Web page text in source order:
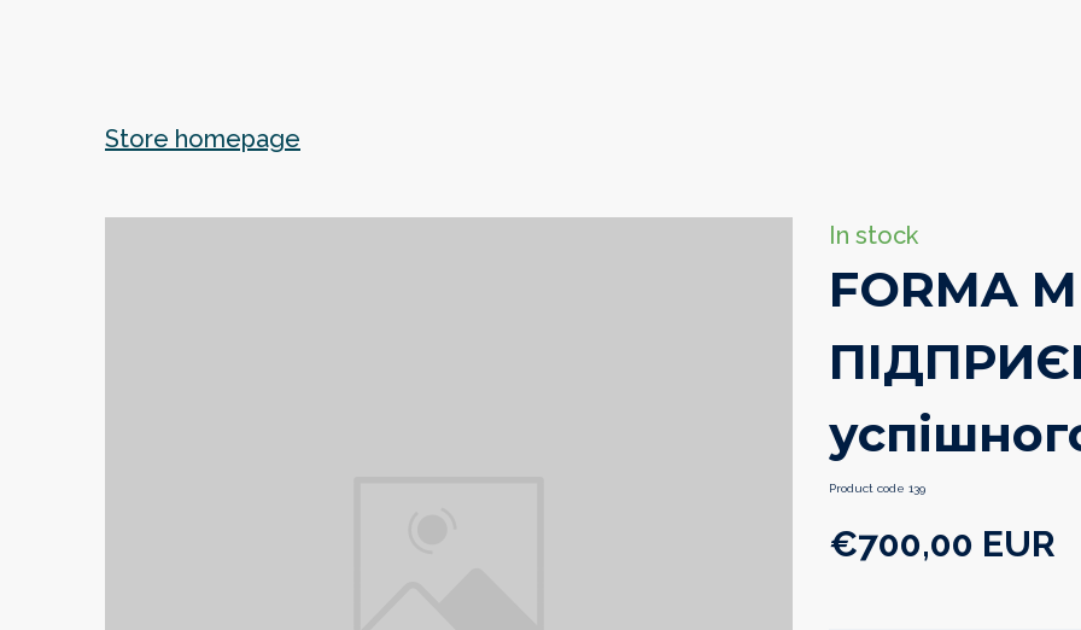
Store homepage
In stock
FORMA
Product code 139
€700,00 EUR